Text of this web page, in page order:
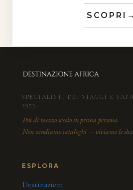
SCOPRI →
SPECIALISTI DEI VIAGGI E
1973.
Più di mezzo secolo in prima persona.
Non vendiamo cataloghi — viviamo le
ESPLORA
Destinazioni